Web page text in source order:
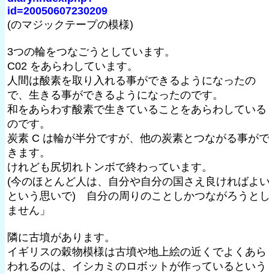
id=20050607230209
(のマジックテープの模様)
3つの輪をつなごうとしています。
C02 をあらわしています。
人間は酸素を取り入れる事ができるようになったの
で、生きる事ができるようになったのです。
和をあらわす酸素で生きていることをあらわしている
のです。
炭素 C は輪が半分ですが、他の炭素とつながる事がで
きます。
けれども尻切れトンボで終わっています。
(今のほとんど人は、自分や自分の国さえ良ければよ
という思いで) 自分の周りのことしかつながろうと
ません」
隣に古墳があります。
イギリスの穀物模様は古墳や地上絵の近くでよくあら
われるのは、イシカミのロボットが作っているという